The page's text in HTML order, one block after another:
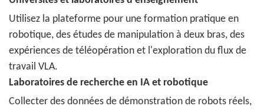
Utilisez la plateforme pour une formation pratique en
robotique, des études de manipulation à deux bras, des
expériences de téléopération et l'exploration du flux de
travail VLA.
Laboratoires de recherche en IA et robotique
Collecter des données de démonstration de robots réels,